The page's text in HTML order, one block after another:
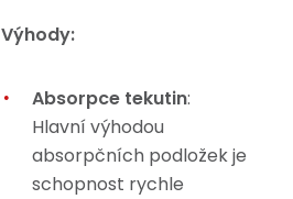
Výhody:
Absorpce tekutin:
Hlavní výhodou
absorpčních podložek je
schopnost rychle